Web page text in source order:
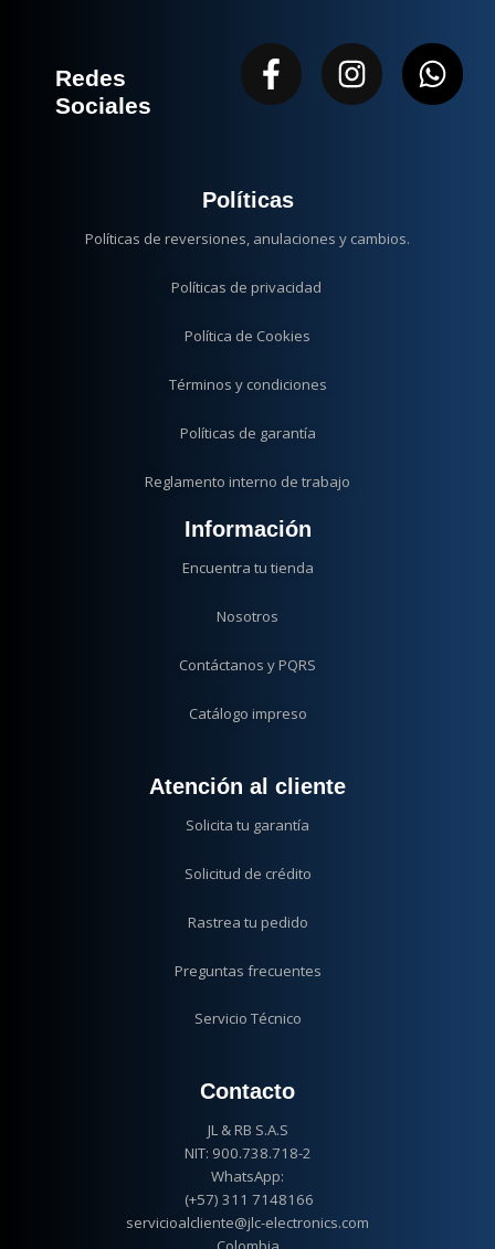
Redes
Sociales
Facebook-
f
Instagram
Políticas
Políticas de reversiones, anulaciones y cambios.
Políticas de privacidad
Política de Cookies
Términos y condiciones
Políticas de garantía
Reglamento interno de trabajo
Información
Encuentra tu tienda
Nosotros
Contáctanos y PQRS
Catálogo impreso
Atención al cliente
Solicita tu garantía
Solicitud de crédito
Rastrea tu pedido
Preguntas frecuentes
Servicio Técnico
Contacto
JL & RB S.A.S
NIT: 900.738.718-2
WhatsApp:
(+57) 311 7148166
servicioalcliente@jlc-electronics.com